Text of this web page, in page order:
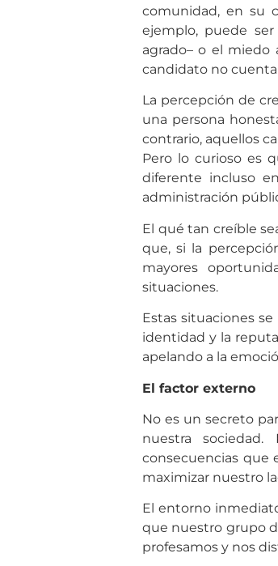
comunidad, en su
ejemplo, puede
agrado– o el miedo
candidato no
La percepción de
una persona
contrario, aquellos
Pero lo curioso es
diferente incluso
administración
El qué tan creíble
que, si la
mayores
situaciones.
Estas situaciones
identidad y la
apelando a la
El factor externo
No es un secreto
nuestra
consecuencias que
maximizar nuestro
El entorno
que nuestro grupo
profesamos y nos